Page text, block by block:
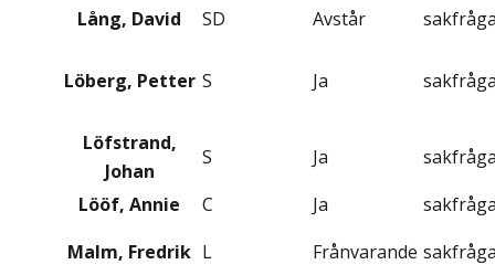
Lång, David
SD Avstår
Löberg, Petter S Ja
Löfstrand,
Johan
S Ja
Lööf, Annie
C Ja
Malm, Fredrik L Frånvarande